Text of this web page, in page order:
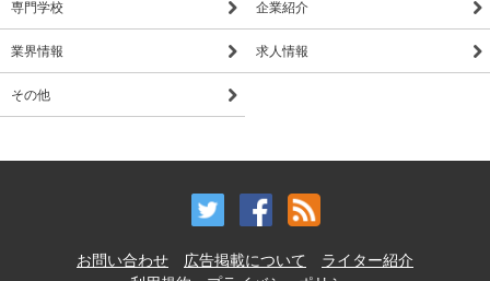
専門学校 企業紹介
業界情報 求人情報
その他
お問い合わせ 広告掲載について
ライター紹介